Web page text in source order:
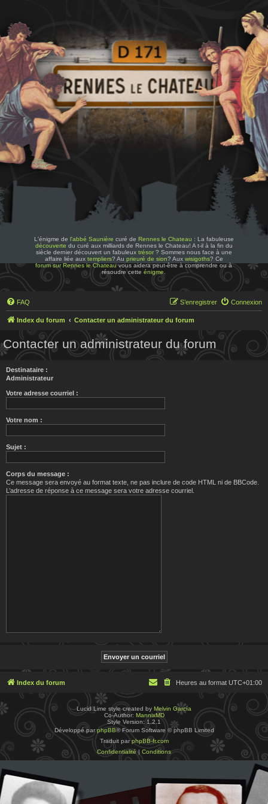
L'énigme de l'abbé Saunière curé de Rennes le Chateau : La fabuleuse
découverte du curé aux milliards de Rennes le Chateau! A t-il à la fin du
siècle dernier découvert un fabuleux trésor? Sommes nous face à une
affaire liée aux templiers? Au prieuré de sion? Aux wisigoths? Ce
forum sur Rennes le Chateauvous aidera peut-être à comprendre ou à
résoudre cetteénigme
FAQ Connexion
S’enregistrer
Index du forum Contacter un administrateur du forum
Contacter un administrateur du forum
Destinataire :
Administrateur
Votre adresse courriel :
Votre nom :
Sujet :
Corps du message :
Ce message sera envoyé au format texte, ne pas inclure de code HTML ni de BBCode.
L’adresse de réponse à ce message sera votre adresse courriel.
Index du forum Heures au format UTC+01:00
Lucid Lime style created by Melvin García
Co-Author: MannixMD
Style Version: 1.2.1
Développé parphpBB® Forum Software © phpBB Limited
Traduit parphpBB-fr.com
Confidentialité| Conditions